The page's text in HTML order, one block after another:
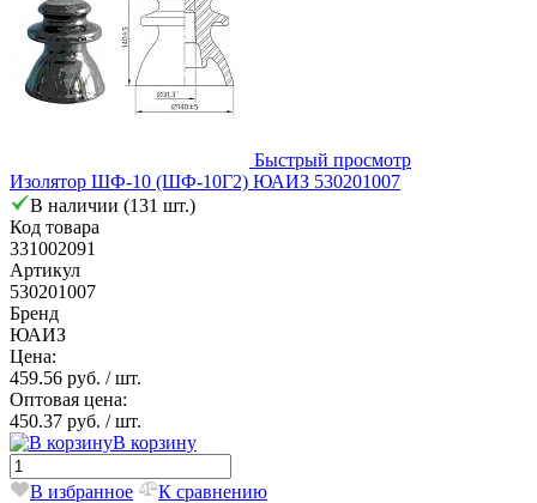
Быстрый просмотр
Изолятор ШФ-10 (ШФ-10Г2) ЮАИЗ 530201007
В наличии (131 шт.)
Код товара
331002091
Артикул
530201007
Бренд
ЮАИЗ
Цена:
459.56 руб. / шт.
Оптовая цена:
450.37 руб. / шт.
В корзину
В избранное К сравнению